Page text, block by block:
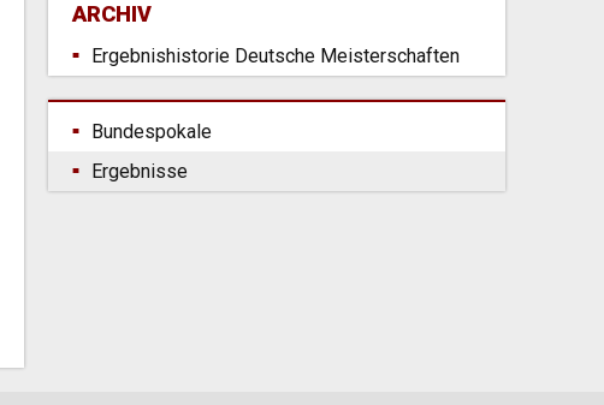
ARCHIV
Ergebnishistorie Deutsche Meisterschaften
Bundespokale
Ergebnisse